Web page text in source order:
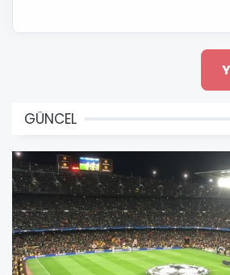
GÜNCEL